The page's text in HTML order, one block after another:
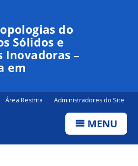
do
Sólidos e
Inovadoras –
em
Área Restrita Administradores do Site
MENU